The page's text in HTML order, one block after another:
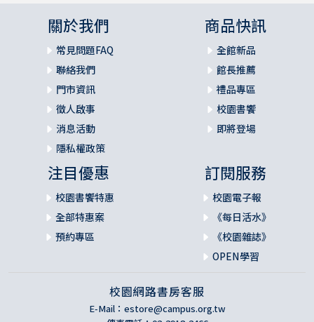
關於我們
常見問題FAQ
聯絡我們
門市資訊
徵人啟事
消息活動
隱私權政策
商品快訊
全館新品
館長推薦
禮品專區
校園書饗
即將登場
注目優惠
校園書饗特惠
全部特惠案
預約專區
訂閱服務
校園電子報
《每日活水》
《校園雜誌》
OPEN學習
校園網路書房客服
E-Mail： estore@campus.org.tw